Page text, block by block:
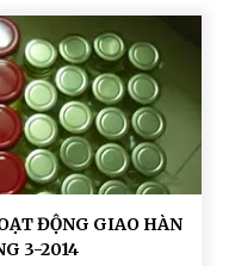
ĐỘNG GIAO HÀN
3-2014